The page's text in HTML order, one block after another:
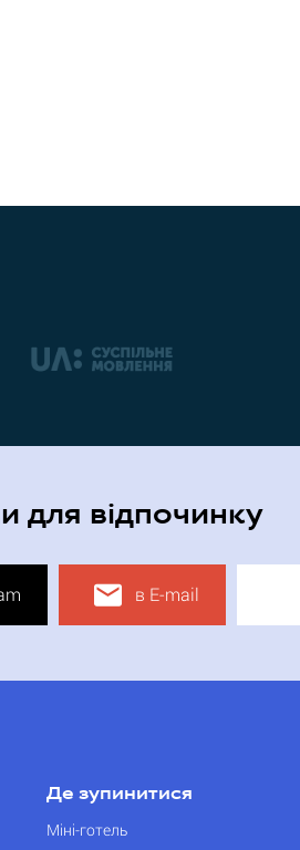
для відпочинку
в E-mail
Де зупинитися
Міні-готель